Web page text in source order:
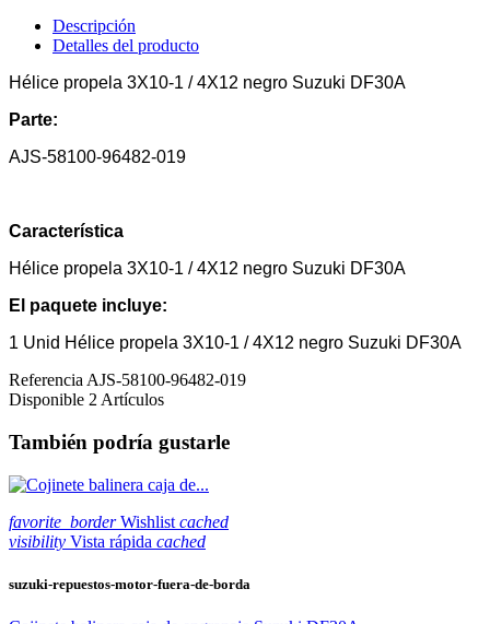
Descripción
Detalles del producto
Hélice propela 3X10-1 / 4X12 negro Suzuki DF30A
Parte:
AJS-58100-96482-019
Característica
Hélice propela 3X10-1 / 4X12 negro Suzuki DF30A
El paquete incluye:
1 Unid Hélice propela 3X10-1 / 4X12 negro Suzuki DF30A
ReferenciaAJS-58100-96482-019
Disponible 2 Artículos
También podría gustarle
favorite_border Wishlist cached
visibility Vista rápida cached
suzuki-repuestos-motor-fuera-de-borda